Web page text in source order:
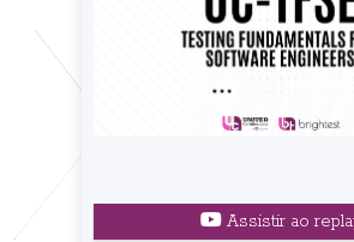
Assistir ao